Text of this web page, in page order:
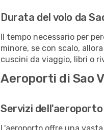
Durata del volo da
Il tempo necessario per
minore, se con scalo,
cuscini da viaggio, libri o
Aeroporti di Sao
Servizi